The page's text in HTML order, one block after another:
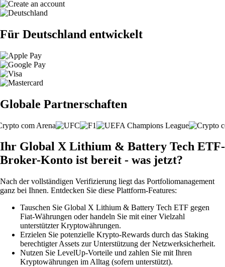
Für Deutschland entwickelt
Globale Partnerschaften
Ihr Global X Lithium & Battery Tech ETF-
Broker-Konto ist bereit - was jetzt?
Nach der vollständigen Verifizierung liegt das Portfoliomanagement
ganz bei Ihnen. Entdecken Sie diese Plattform-Features:
Tauschen Sie Global X Lithium & Battery Tech ETF gegen
Fiat-Währungen oder handeln Sie mit einer Vielzahl
unterstützter Kryptowährungen.
Erzielen Sie potenzielle Krypto-Rewards durch das Staking
berechtigter Assets zur Unterstützung der Netzwerksicherheit.
Nutzen Sie LevelUp-Vorteile und zahlen Sie mit Ihren
Kryptowährungen im Alltag (sofern unterstützt).